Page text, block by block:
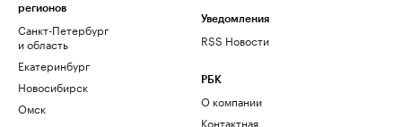
регионов
Санкт-Петербург
и область
Екатеринбург
Новосибирск
Омск
Уведомления
RSS Новости
РБК
О компании
Контактная